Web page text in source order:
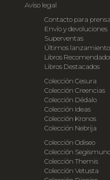
Aviso legal
Contacto para prensa
Envío y devoluciones
Superventas
Últimos
Libros
Libros Destacados
Colección Cesura
Colección Creencias
Colección Dédalo
Colección Ideas
Colección Kronos
Colección Nebrija
Colección Odiseo
Colección
Colección Themis
Colección Vetusta